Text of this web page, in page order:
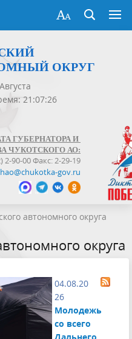
ОКРУГ
21:07:26
ГУБЕРНАТОРА И
ЧУКОТСКОГО АО:
2-90-00 Факс: 2-29-19
gov.ru
автономного округа
округа
04.08.20
26
Молодежь
со всего